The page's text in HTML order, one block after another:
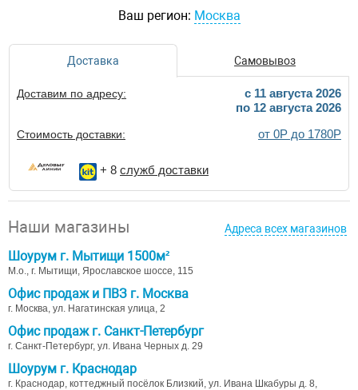
Ваш регион: Москва
Доставка Самовывоз
Доставим по адресу:
c 11 августа 2026
по 12 августа 2026
Стоимость доставки: от 0Р до 1780Р
+ 8 служб доставки
Наши магазины Адреса всех магазинов
Шоурум г. Мытищи 1500м²
М.о., г. Мытищи, Ярославское шоссе, 115
Офис продаж и ПВЗ г. Москва
г. Москва, ул. Нагатинская улица, 2
Офис продаж г. Санкт-Петербург
г. Санкт-Петербург, ул. Ивана Черных д. 29
Шоурум г. Краснодар
г. Краснодар, коттеджный посёлок Близкий, ул. Ивана Шкабуры д. 8,